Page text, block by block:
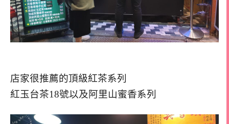
店家很推薦的頂級紅茶系列
紅玉台茶18號以及阿里山蜜香系列